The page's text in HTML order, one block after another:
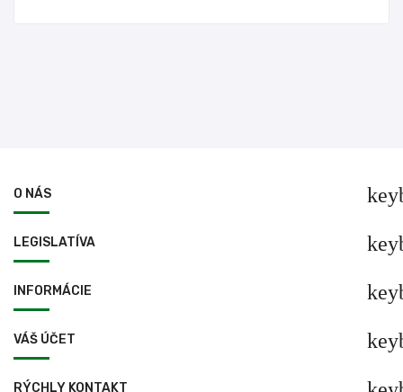
O NÁS
LEGISLATÍVA
INFORMÁCIE
VÁŠ ÚČET
RÝCHLY KONTAKT